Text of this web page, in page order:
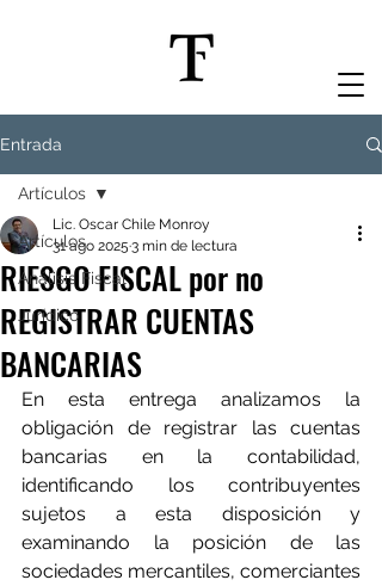
Entrada
Artículos
Análisis Fiscal
Jurídico
Artículos
RIESGO FISCAL por no
REGISTRAR CUENTAS
BANCARIAS
Lic. Oscar Chile Monroy
31 ago 2025 3 min de lectura
En esta entrega analizamos la
obligación de registrar las cuentas
bancarias en la contabilidad,
identificando los contribuyentes
sujetos a esta disposición y
examinando la posición de las
sociedades mercantiles, comerciantes